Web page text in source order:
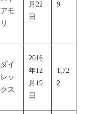
アモ
リ
月22
日
9
ダイ
レッ
クス
2016
年12
月19
日
1,72
2